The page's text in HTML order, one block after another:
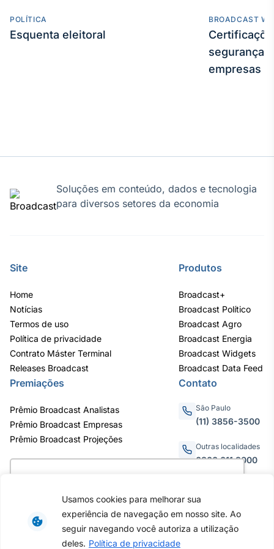
como você interage em nosso site e
personalizar conteúdo. Ao utilizar este site, você
concorda com o uso de cookies.
Saiba mais
Usamos cookies para melhorar sua
experiência de navegação em nosso site. Ao
seguir navegando você autoriza a utilização
deles. Política de privacidade
notícias e
Broadcast
BroadFast
Em breve
POLÍTICA
Esquenta eleitoral
BROADCAST
segurança
empresas
Soluções em conteúdo, dados e tecnologia
para diversos setores da economia
Site
Home
Notícias
Termos de uso
Política de privacidade
Contrato Máster Terminal
Releases Broadcast
Produtos
Broadcast+
Broadcast Político
Broadcast Agro
Broadcast Energia
Broadcast Widgets
Broadcast Data Feed
Premiações
Prêmio Broadcast Analistas
Prêmio Broadcast Empresas
Prêmio Broadcast Projeções
Contato
São Paulo
(11) 3856-3500
Outras localidades
0800.011.3000
Av. Eng. Caetano Álvares, 55
- 3º e 6º andar, Bairro do
Limão, São Paulo / SP, CEP
02598-900 - CNPJ: